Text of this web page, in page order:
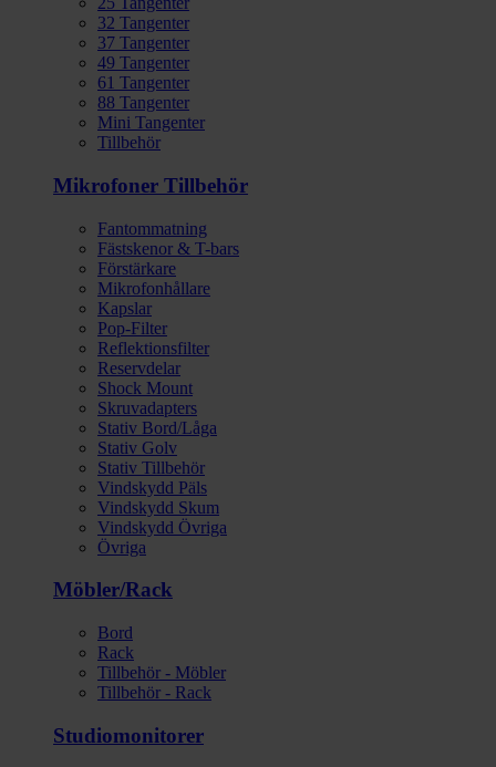
32 Tangenter
37 Tangenter
49 Tangenter
61 Tangenter
88 Tangenter
Mini Tangenter
Tillbehör
Mikrofoner Tillbehör
Fantommatning
Fästskenor & T-bars
Förstärkare
Mikrofonhållare
Kapslar
Pop-Filter
Reflektionsfilter
Reservdelar
Shock Mount
Skruvadapters
Stativ Bord/Låga
Stativ Golv
Stativ Tillbehör
Vindskydd Päls
Vindskydd Skum
Vindskydd Övriga
Övriga
Möbler/Rack
Bord
Rack
Tillbehör - Möbler
Tillbehör - Rack
Studiomonitorer